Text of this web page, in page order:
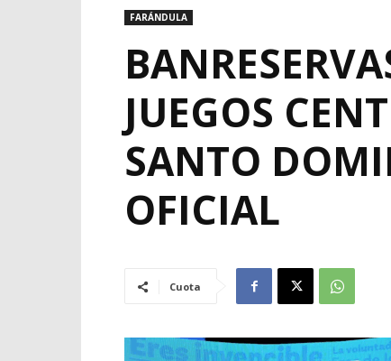
FARÁNDULA
JUEGOS
SANTO
OFICIAL
Cuota